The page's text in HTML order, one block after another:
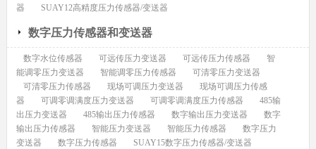
器
SUAY12高精度压力传感器/变送器
数字压力传感器和变送器
数字水位传感器 可远传压力变送器 可远传压力传感器
智
能调零压力变送器
智能调零压力传感器
可清零压力变送器
可清零压力传感器
现场可调压力变送器
现场可调压力传感
器
可调零调满度压力变送器 可调零调满度压力传感器
485输
出压力变送器
485输出压力传感器 数字输出压力变送器
数字
输出压力传感器
智能压力变送器 智能压力传感器
数字压力
变送器
数字压力传感器 SUAY15数字压力传感器/变送器